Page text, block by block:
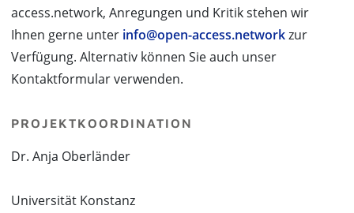
access.network, Anregungen und Kritik stehen wir
Ihnen gerne unter info@open-access.networkzur
Verfügung. Alternativ können Sie auch unser
Kontaktformular verwenden.
PROJEKTKOORDINATION
Dr. Anja Oberländer
Universität Konstanz